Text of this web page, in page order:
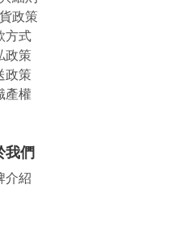
政策
方式
政策
政策
產權
我們
介紹